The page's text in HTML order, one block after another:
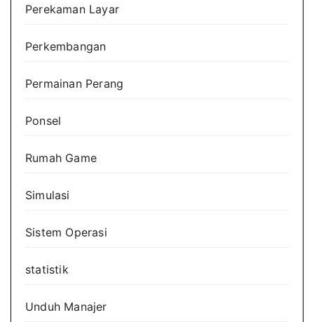
Perekaman Layar
Perkembangan
Permainan Perang
Ponsel
Rumah Game
Simulasi
Sistem Operasi
statistik
Unduh Manajer